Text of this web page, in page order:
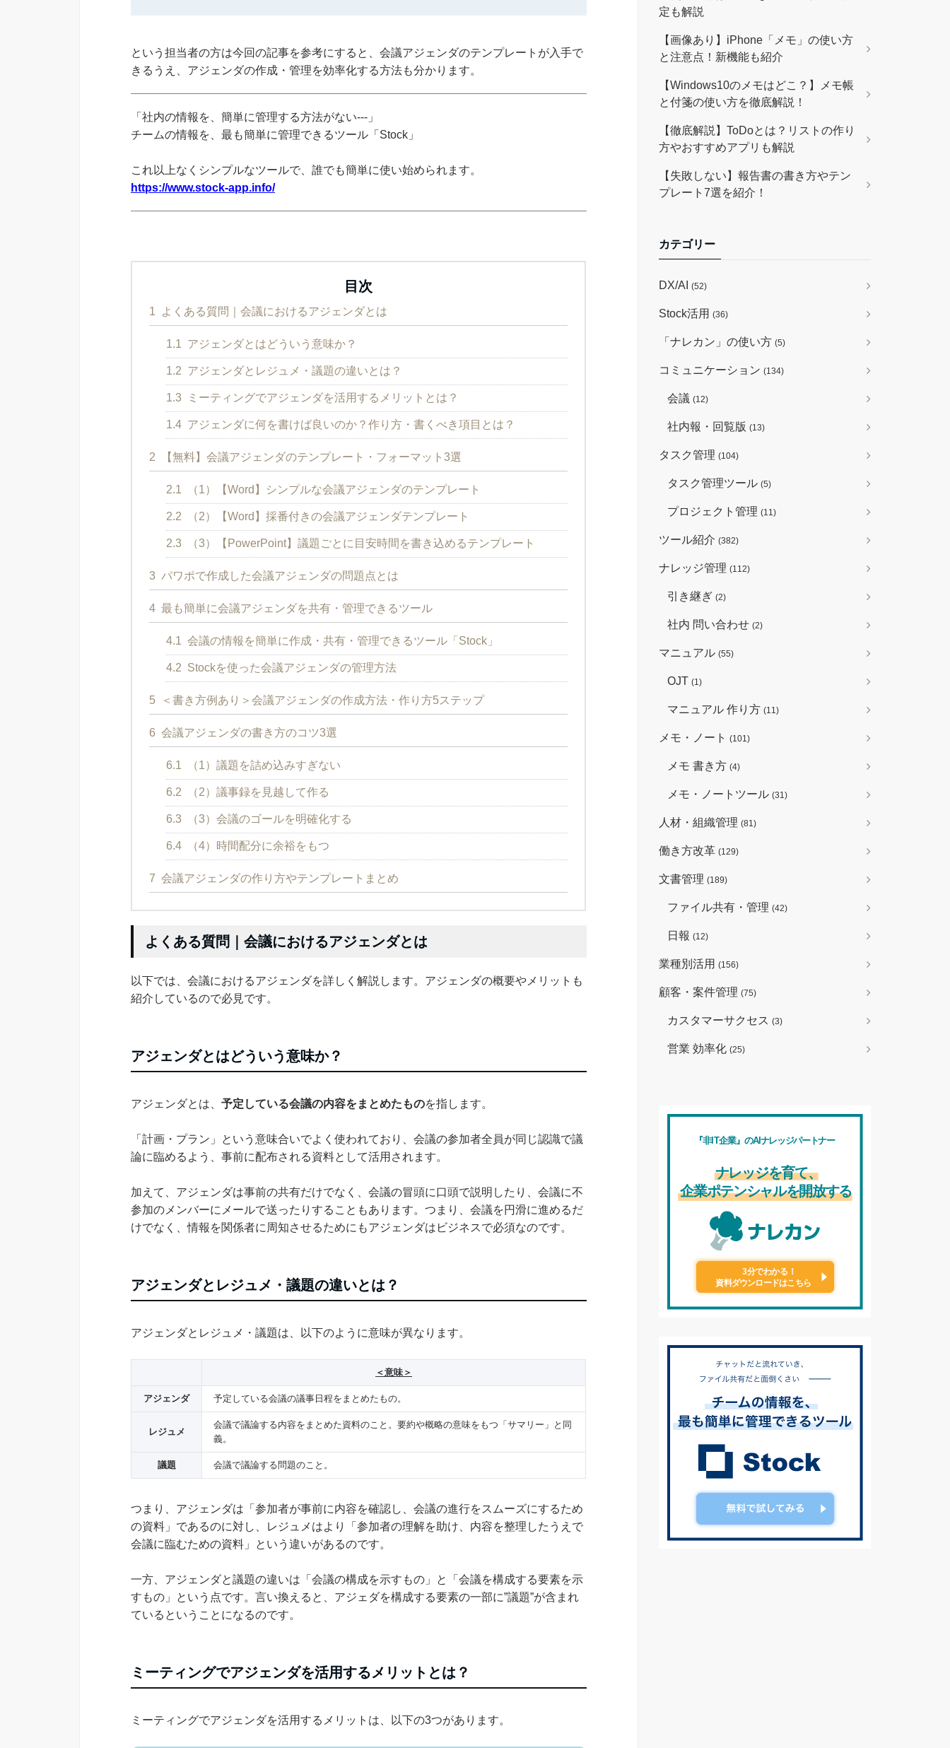
という担当者の方は今回の記事を参考にすると、会議アジェンダのテンプレートが入手で
きるうえ、アジェンダの作成・管理を効率化する方法も分かります。
「社内の情報を、簡単に管理する方法がない---」
チームの情報を、最も簡単に管理できるツール「Stock」
これ以上なくシンプルなツールで、誰でも簡単に使い始められます。
https://www.stock-app.info/
目次
1 よくある質問｜会議におけるアジェンダとは
1.1 アジェンダとはどういう意味か？
1.2 アジェンダとレジュメ・議題の違いとは？
1.3 ミーティングでアジェンダを活用するメリットとは？
1.4 アジェンダに何を書けば良いのか？作り方・書くべき項目とは？
2 【無料】会議アジェンダのテンプレート・フォーマット3選
2.1 （1）【Word】シンプルな会議アジェンダのテンプレート
2.2 （2）【Word】採番付きの会議アジェンダテンプレート
2.3 （3）【PowerPoint】議題ごとに目安時間を書き込めるテンプレート
3 パワポで作成した会議アジェンダの問題点とは
4 最も簡単に会議アジェンダを共有・管理できるツール
4.1 会議の情報を簡単に作成・共有・管理できるツール「Stock」
4.2 Stockを使った会議アジェンダの管理方法
5 ＜書き方例あり＞会議アジェンダの作成方法・作り方5ステップ
6 会議アジェンダの書き方のコツ3選
6.1 （1）議題を詰め込みすぎない
6.2 （2）議事録を見越して作る
6.3 （3）会議のゴールを明確化する
6.4 （4）時間配分に余裕をもつ
7 会議アジェンダの作り方やテンプレートまとめ
よくある質問｜会議におけるアジェンダとは
以下では、会議におけるアジェンダを詳しく解説します。アジェンダの概要やメリットも
紹介しているので必見です。
アジェンダとはどういう意味か？
アジェンダとは、 予定している会議の内容をまとめたものを指します。
「計画・プラン」という意味合いでよく使われており、会議の参加者全員が同じ認識で議
論に臨めるよう、事前に配布される資料として活用されます。
加えて、アジェンダは事前の共有だけでなく、会議の冒頭に口頭で説明したり、会議に不
参加のメンバーにメールで送ったりすることもあります。つまり、会議を円滑に進めるだ
けでなく、情報を関係者に周知させるためにもアジェンダはビジネスで必須なのです。
アジェンダとレジュメ・議題の違いとは？
アジェンダとレジュメ・議題は、以下のように意味が異なります。
＜意味＞
アジェンダ 予定している会議の議事日程をまとめたもの。
レジュメ
会議で議論する内容をまとめた資料のこと。要約や概略の意味をもつ「サマリー」と同
義。
議題 会議で議論する問題のこと。
つまり、アジェンダは「参加者が事前に内容を確認し、会議の進行をスムーズにするため
の資料」であるのに対し、レジュメはより「参加者の理解を助け、内容を整理したうえで
会議に臨むための資料」という違いがあるのです。
一方、アジェンダと議題の違いは「会議の構成を示すもの」と「会議を構成する要素を示
すもの」という点です。言い換えると、アジェダを構成する要素の一部に”議題”が含まれ
ているということになるのです。
ミーティングでアジェンダを活用するメリットとは？
ミーティングでアジェンダを活用するメリットは、以下の3つがあります。
定も解説
【画像あり】iPhone「メモ」の使い方
と注意点！新機能も紹介
【Windows10のメモはどこ？】メモ帳
と付箋の使い方を徹底解説！
【徹底解説】ToDoとは？リストの作り
方やおすすめアプリも解説
【失敗しない】報告書の書き方やテン
プレート7選を紹介！
カテゴリー
DX/AI (52)
Stock活用 (36)
「ナレカン」の使い方 (5)
コミュニケーション (134)
会議 (12)
社内報・回覧版 (13)
タスク管理 (104)
タスク管理ツール (5)
プロジェクト管理 (11)
ツール紹介 (382)
ナレッジ管理 (112)
引き継ぎ (2)
社内 問い合わせ (2)
マニュアル (55)
OJT (1)
マニュアル 作り方 (11)
メモ・ノート (101)
メモ 書き方 (4)
メモ・ノートツール (31)
人材・組織管理 (81)
働き方改革 (129)
文書管理 (189)
ファイル共有・管理 (42)
日報 (12)
業種別活用 (156)
顧客・案件管理 (75)
カスタマーサクセス (3)
営業 効率化 (25)